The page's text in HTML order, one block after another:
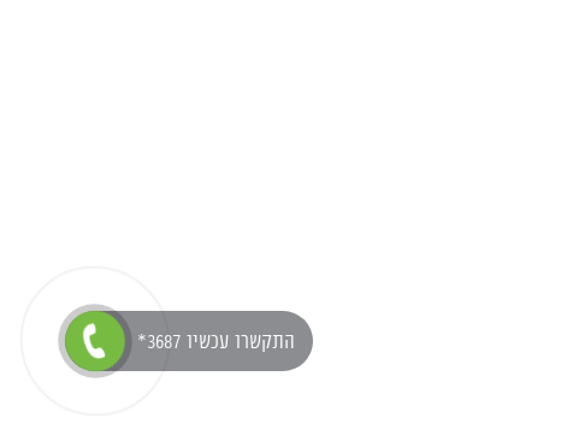
*התקשרו עכשיו 3687